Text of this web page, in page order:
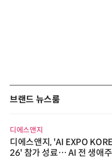
브랜드 뉴스룸
디에스앤지
디에스앤지, 'AI EXPO
26' 참가 성료… AI 전 생애